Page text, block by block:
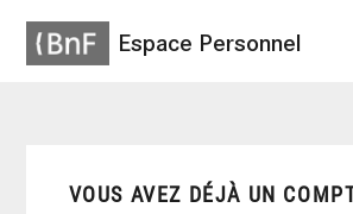
Espace Personnel
VOUS AVEZ DÉJÀ UN